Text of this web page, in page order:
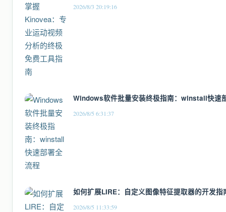
2026/8/3 20:19:16
Windows软件批量安装终极指南：winstall快速
2026/8/5 6:31:37
如何扩展LIRE：自定义图像特征提取器的开发
2026/8/5 11:33:59